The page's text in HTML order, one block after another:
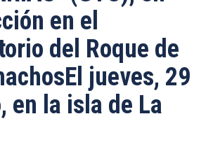
en el
del Roque de
jueves, 29
en la isla de La